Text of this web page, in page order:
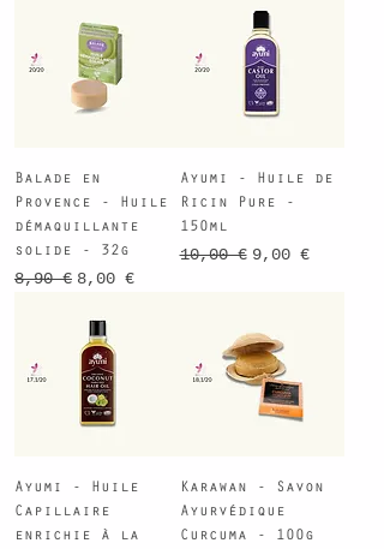
Balade en
Provence - Huile
démaquillante
solide - 32g
Prix original
8,90 € Prix promotionnel
8,00 €
Ayumi - Huile de
Ricin Pure -
150ml
Prix original
10,00 € Prix
9,00 €
Ayumi - Huile
Capillaire
enrichie à la
Karawan - Savon
Ayurvédique
Curcuma - 100g